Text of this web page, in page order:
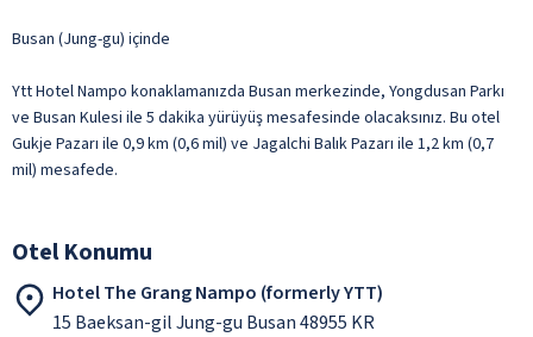
Busan (Jung-gu) içinde
Ytt Hotel Nampo konaklamanızda Busan merkezinde, Yongdusan Parkı
ve Busan Kulesi ile 5 dakika yürüyüş mesafesinde olacaksınız. Bu otel
Gukje Pazarı ile 0,9 km (0,6 mil) ve Jagalchi Balık Pazarı ile 1,2 km (0,7
mil) mesafede.
Otel Konumu
Hotel The Grang Nampo (formerly YTT)
15 Baeksan-gil Jung-gu Busan 48955 KR